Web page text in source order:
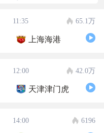
11:35 65.1万
上海海港
12:00 42.0万
天津津门虎
14:00 6196